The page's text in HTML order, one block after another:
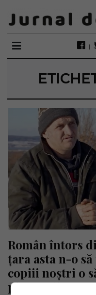
Român întors
țara asta n-o
copiii noștri o
plătească